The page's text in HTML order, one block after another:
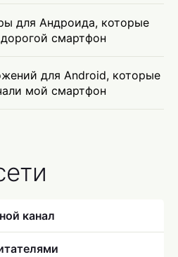
для Андроида, которые
смартфон
для Android, которые
мой смартфон
канал